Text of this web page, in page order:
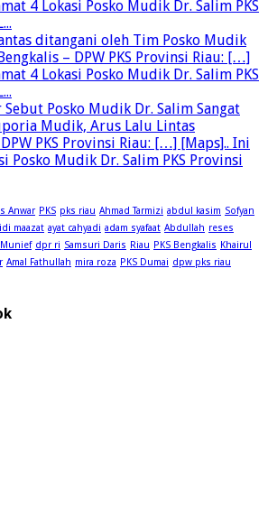
4 Lokasi Posko Mudik Dr. Salim PKS
ditangani oleh Tim Posko Mudik
– DPW PKS Provinsi Riau: […]
4 Lokasi Posko Mudik Dr. Salim PKS
Sebut Posko Mudik Dr. Salim Sangat
Mudik, Arus Lalu Lintas
PKS Provinsi Riau: […] [Maps].. Ini
Posko Mudik Dr. Salim PKS Provinsi
Anwar PKS pks riau Ahmad Tarmizi abdul kasim Sofyan
maazat ayat cahyadi adam syafaat Abdullah reses
dpr ri Samsuri Daris Riau PKS Bengkalis Khairul
Amal Fathullah mira roza PKS Dumai dpw pks riau